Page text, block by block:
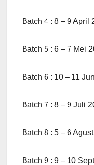
Batch 4 : 8 – 9 April
Batch 5 : 6 – 7 Mei
Batch 6 : 10 – 11
Batch 7 : 8 – 9 Juli
Batch 8 : 5 – 6
Batch 9 : 9 – 10